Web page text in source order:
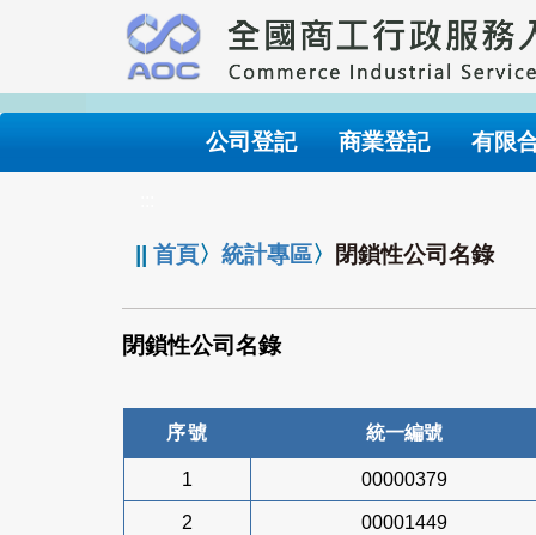
要
內
公司登記 商業登記 有限
||首頁〉統計專區〉 閉鎖性公司名錄
閉鎖性公司名錄
序號 統一編號
1 00000379
2 00001449